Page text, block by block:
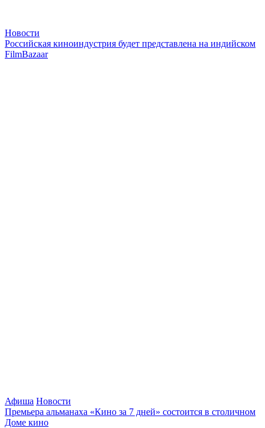
Новости
Российская киноиндустрия будет представлена на индийском
FilmBazaar
Афиша Новости
Премьера альманаха «Кино за 7 дней» состоится в столичном
Доме кино